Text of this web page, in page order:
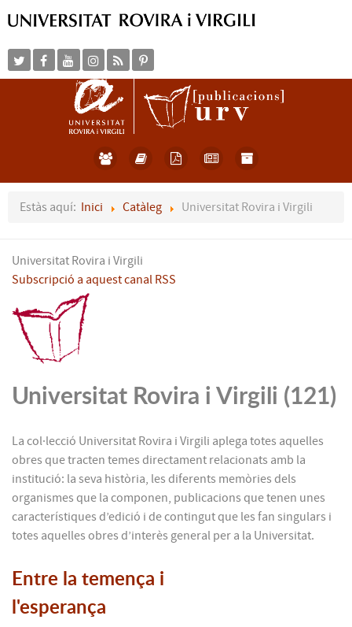
Estàs aquí: Inici Catàleg Universitat Rovira i Virgili
Universitat Rovira i Virgili
Subscripció a aquest canal RSS
Universitat Rovira i Virgili (121)
La col·lecció Universitat Rovira i Virgili aplega totes aquelles
obres que tracten temes directament relacionats amb la
institució: la seva història, les diferents memòries dels
organismes que la componen, publicacions que tenen unes
característiques d’edició i de contingut que les fan singulars i
totes aquelles obres d’interès general per a la Universitat.
Entre la temença i
l'esperança